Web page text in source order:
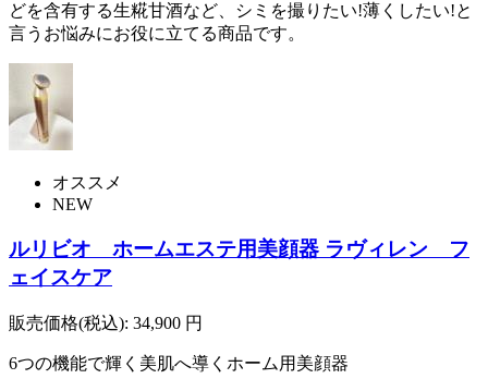
どを含有する生糀甘酒など、シミを撮りたい!薄くしたい!と
言うお悩みにお役に立てる商品です。
オススメ
NEW
ルリビオ ホームエステ用美顔器 ラヴィレン フ
ェイスケア
販売価格(税込): 34,900 円
6つの機能で輝く美肌へ導くホーム用美顔器